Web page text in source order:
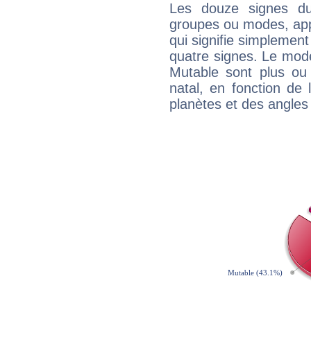
Les douze signes
groupes ou modes,
qui signifie
quatre signes. Le
Mutable sont plus
natal, en fonction de
planètes et des